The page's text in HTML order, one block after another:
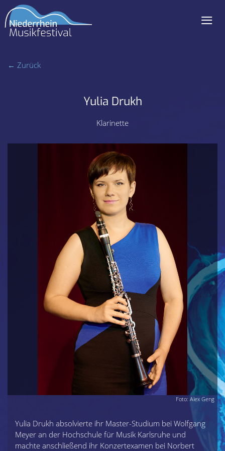
≡
← Zurück
Yulia Drukh
Klarinette
Yulia Drukh absolvierte ihr Master-Studium bei Wolfgang
Meyer an der Hochschule für Musik Karlsruhe und
machte anschließend ihr Konzertexamen bei Norbert
Foto: Alex Geng